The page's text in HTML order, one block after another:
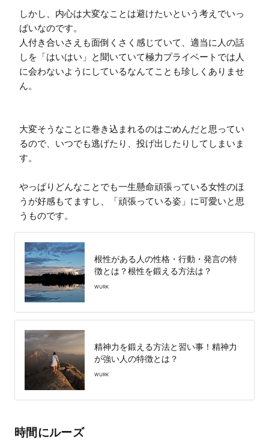
しかし、内心は大変なことは避けたいという考えでいっ
ぱいなのです。
人付き合いさえも面倒くさく感じていて、適当に人の話
しを「はいはい」と聞いていて極力プライベートでは人
に会わないようにしているなんてことも珍しくありませ
ん。
大変そうなことに巻き込まれるのはごめんだと思ってい
るので、いつでも逃げたり、投げ出したりしてしまいま
す。
やっぱりどんなことでも一生懸命頑張っている女性のほ
うが好感もてますし、「頑張っている姿」に可愛いと思
うものです。
根性がある人の性格・行動・発言の特
徴とは？根性を鍛える方法は？
WURK
精神力を鍛える方法と習い事！精神力
が強い人の特徴とは？
WURK
時間にルーズ